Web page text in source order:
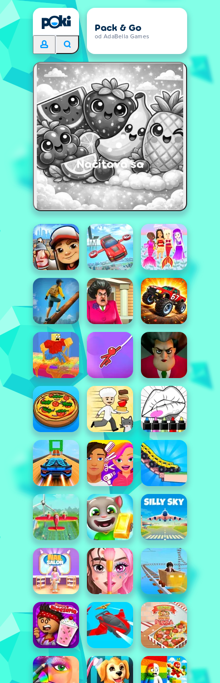
Pack & Go
od AdaBella Games
Načítava sa